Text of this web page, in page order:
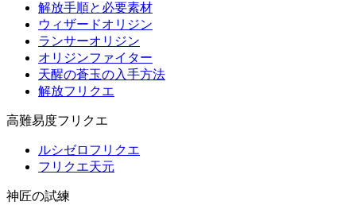
解放手順と必要素材
ウィザードオリジン
ランサーオリジン
オリジンファイター
天醒の蒼玉の入手方法
解放フリクエ
高難易度フリクエ
ルシゼロフリクエ
フリクエ天元
神匠の試練